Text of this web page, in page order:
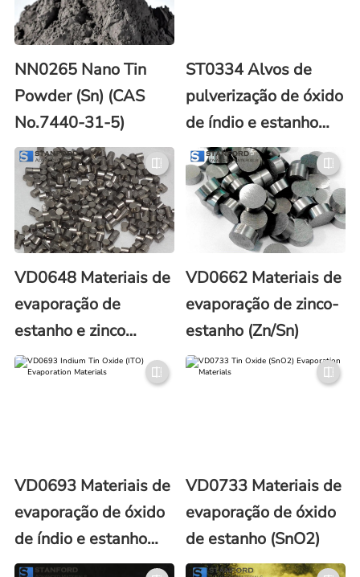
NN0265 Nano Tin
Powder (Sn) (CAS
No.7440-31-5)
ST0334 Alvos de
pulverização de óxido
de índio e estanho
(ITO)
VD0648 Materiais de
evaporação de
estanho e zinco
(Sn/Zn)
VD0662 Materiais de
evaporação de zinco-
estanho (Zn/Sn)
VD0693 Materiais de
evaporação de óxido
de índio e estanho
(ITO)
VD0733 Materiais de
evaporação de óxido
de estanho (SnO2)